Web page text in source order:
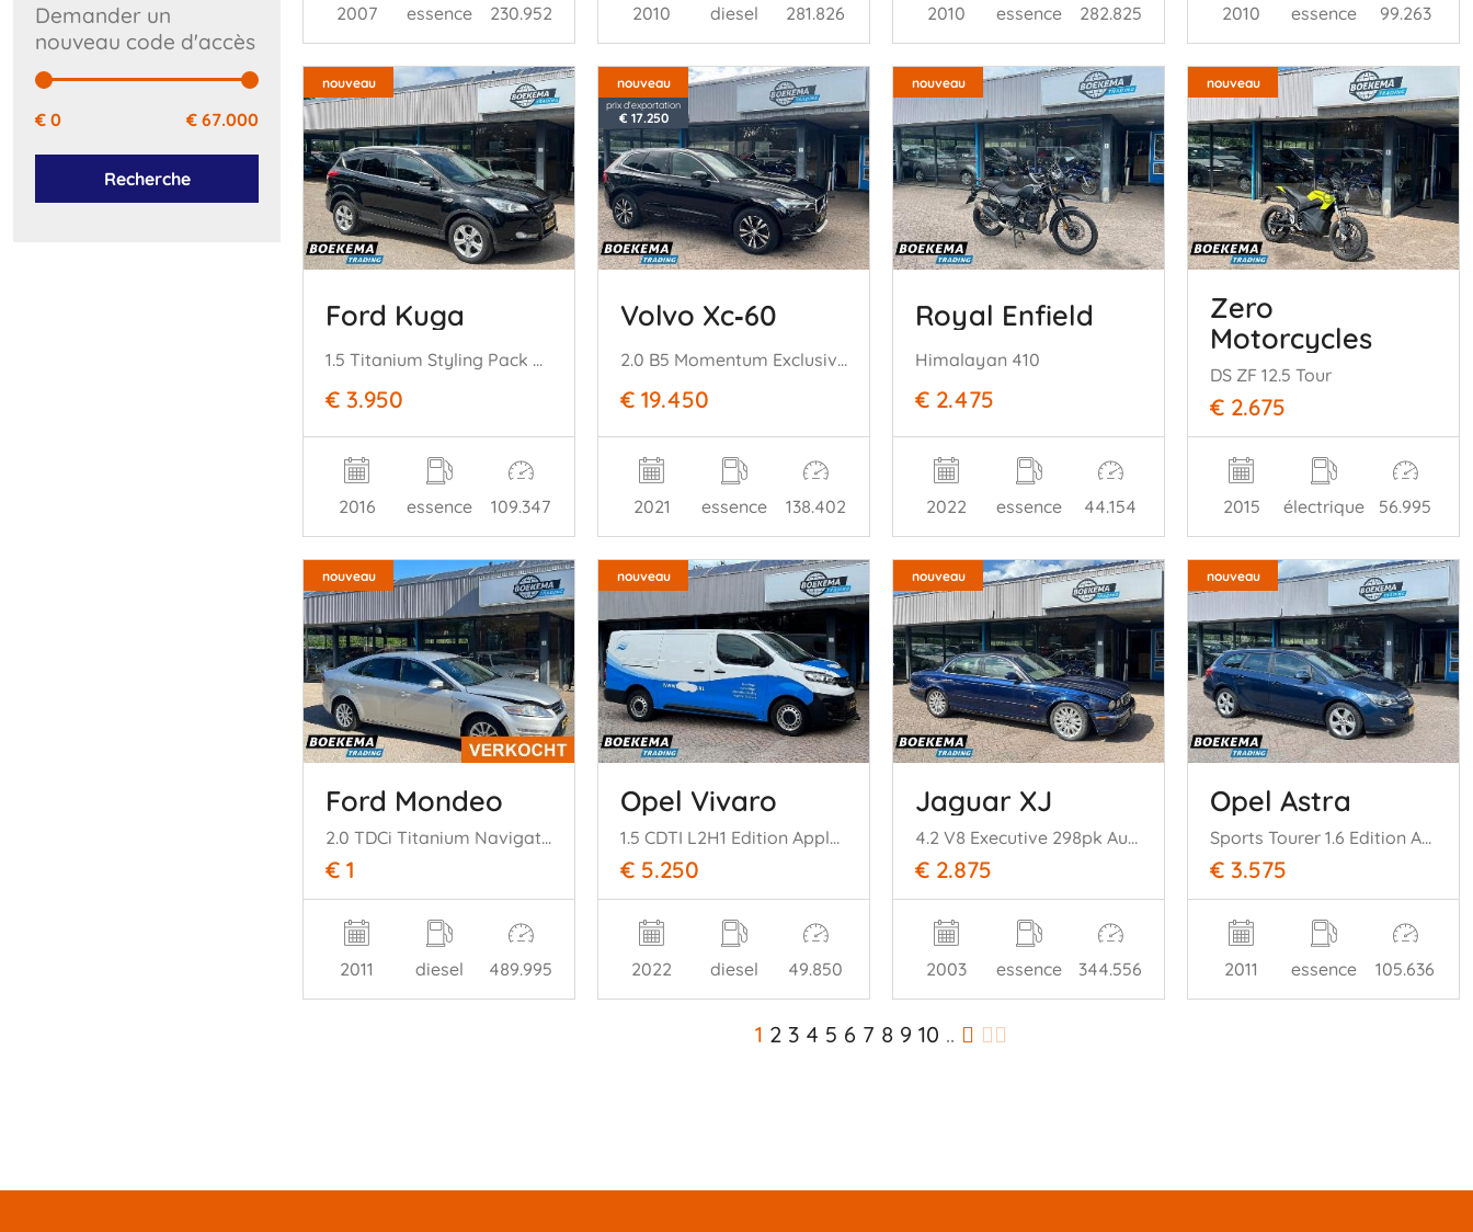
Demander un
nouveau code d'accès
€ 0 € 67.000
Recherche
2007 essence 230.952 2010 diesel 281.826 2010 essence 282.825 2010 essence 99.263
nouveau
Ford Kuga
1.5 Titanium Styling Pack Navigatie Cruise Climate Stoelverw.
€ 3.950
2016 essence 109.347
nouveau
prix d'exportation
€ 17.250
Volvo Xc‑60
2.0 B5 Momentum Exclusive Leer Harman/Kardon Camera Stoel-Stuurverw
€ 19.450
2021 essence 138.402
nouveau
Royal Enfield
Himalayan 410
€ 2.475
2022 essence 44.154
nouveau
Zero
Motorcycles
DS ZF 12.5 Tour
€ 2.675
2015 électrique 56.995
nouveau
Ford Mondeo
2.0 TDCi Titanium Navigatie Climate Cruise PDC Trekh.
€ 1
2011 diesel 489.995
nouveau
Opel Vivaro
1.5 CDTI L2H1 Edition Apple-carplay Airco Cruise Schuifdeur
€ 5.250
2022 diesel 49.850
nouveau
Jaguar XJ
4.2 V8 Executive 298pk Automaat Memory Navi Cruise
€ 2.875
2003 essence 344.556
nouveau
Opel Astra
Sports Tourer 1.6 Edition Automaat Navi Cruise Airco
€ 3.575
2011 essence 105.636
1 2 3 4 5 6 7 8 9 10 ..